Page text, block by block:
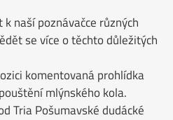
naší poznávačce různých
se více o těchto důležitých
komentovaná prohlídka
mlýnského kola.
Tria Pošumavské dudácké